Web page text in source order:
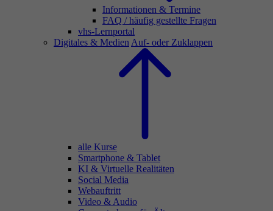
Informationen & Termine
FAQ / häufig gestellte Fragen
vhs-Lernportal
Digitales & Medien Auf- oder Zuklappen
alle Kurse
Smartphone & Tablet
KI & Virtuelle Realitäten
Social Media
Webauftritt
Video & Audio